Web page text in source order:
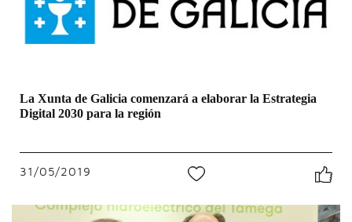
La Xunta de Galicia comenzará a elaborar la Estrategia
Digital 2030 para la región
31/05/2019